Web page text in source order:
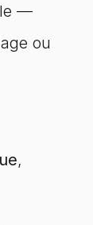
—
ou
,